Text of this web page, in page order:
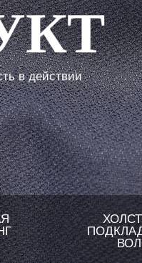
в действии